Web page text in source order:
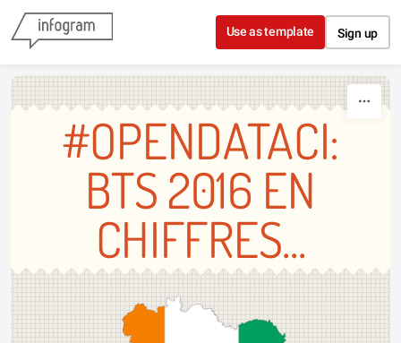
Skip to content
Use as template Sign up
#OPENDATACI:
BTS 2016 EN
CHIFFRES...